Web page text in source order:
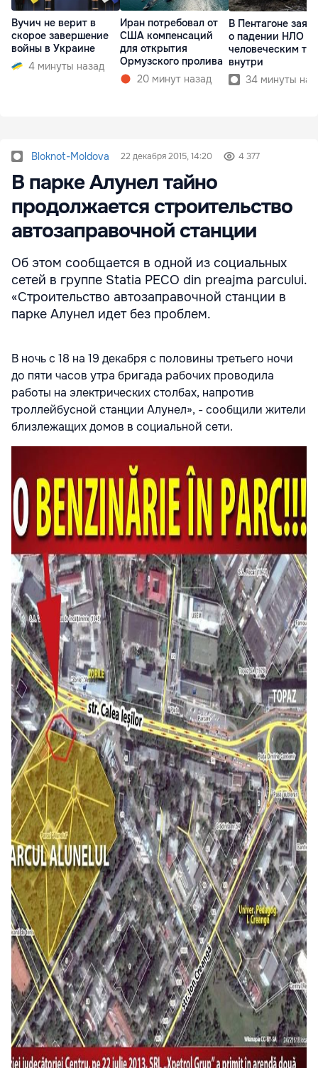
Вучич не верит в
скорое завершение
войны в Украине
4 минуты назад
Иран потребовал от
США компенсаций
для открытия
Ормузского пролива
20 минут назад
В Пентагоне
о падении НЛО с
человеческим
внутри
34 минуты
Bloknot-Moldova 22 декабря 2015, 14:20 4 377
В парке Алунел тайно
продолжается строительство
автозаправочной станции
Об этом сообщается в одной из социальных
сетей в группе Statia PECO din preajma parcului.
«Строительство автозаправочной станции в
парке Алунел идет без проблем.
В ночь с 18 на 19 декабря с половины третьего ночи
до пяти часов утра бригада рабочих проводила
работы на электрических столбах, напротив
троллейбусной станции Алунел», - сообщили жители
близлежащих домов в социальной сети.